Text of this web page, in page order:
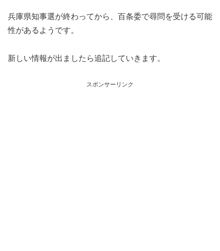
兵庫県知事選が終わってから、百条委で尋問を受ける可能
性があるようです。
新しい情報が出ましたら追記していきます。
スポンサーリンク